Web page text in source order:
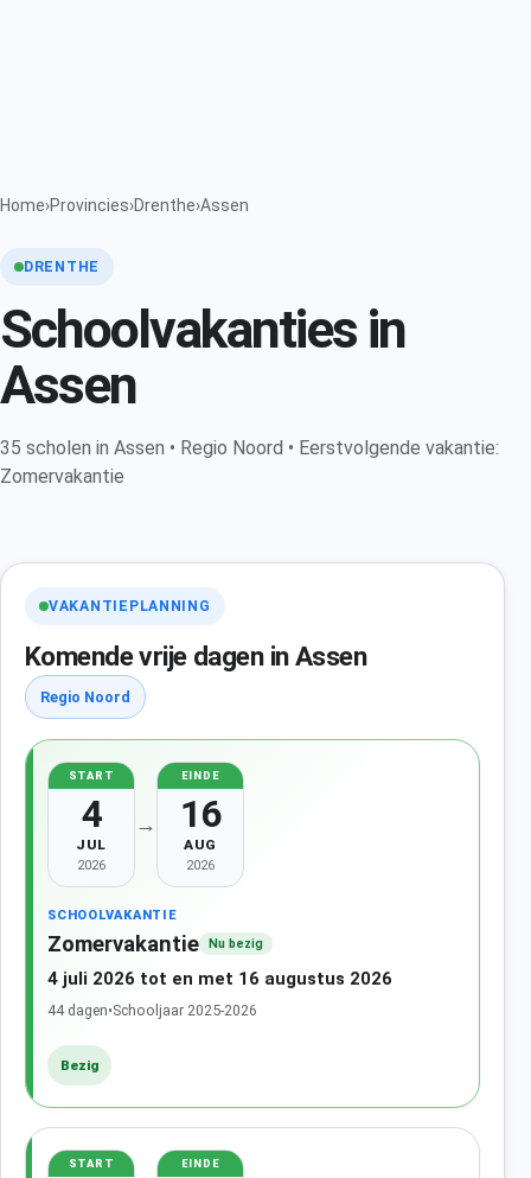
Home›Provincies›Drenthe›Assen
DRENTHE
Schoolvakanties in
Assen
35 scholen in Assen • Regio Noord • Eerstvolgende vakantie:
Zomervakantie
VAKANTIEPLANNING
Komende vrije dagen in Assen
Regio Noord
START
4
JUL
2026
→
EINDE
16
AUG
2026
SCHOOLVAKANTIE
Zomervakantie Nu bezig
4 juli 2026 tot en met 16 augustus 2026
44 dagen•Schooljaar 2025-2026
Bezig
START EINDE